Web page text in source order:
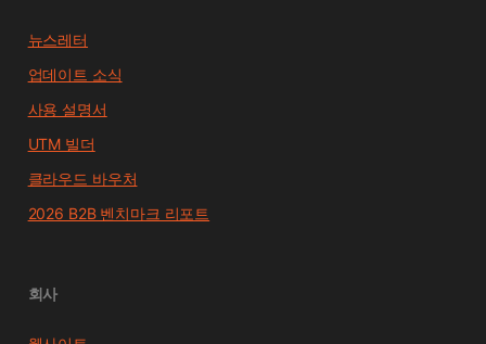
뉴스레터
업데이트 소식
사용 설명서
UTM 빌더
클라우드 바우처
2026 B2B 벤치마크 리포트
회사